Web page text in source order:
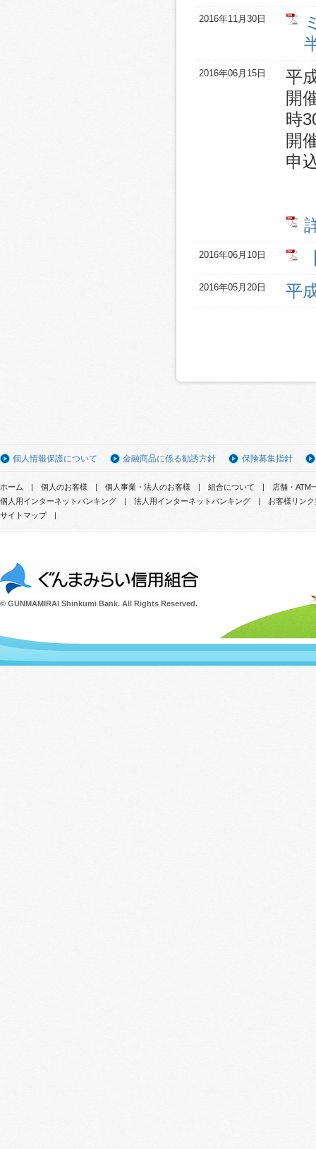
2016年11月30日
2016年06月15日
平
開
時
開
申
2016年06月10日
2016年05月20日 平
個人情報保護について 金融商品に係る勧誘方針 保険募集指針
ホーム 個人のお客様 個人事業・法人のお客様 組合について
店舗・ATM
個人用インターネットバンキング
法人用インターネットバンキング
お客様リンク
サイトマップ
© GUNMAMIRAI Shinkumi Bank. All Rights Reserved.